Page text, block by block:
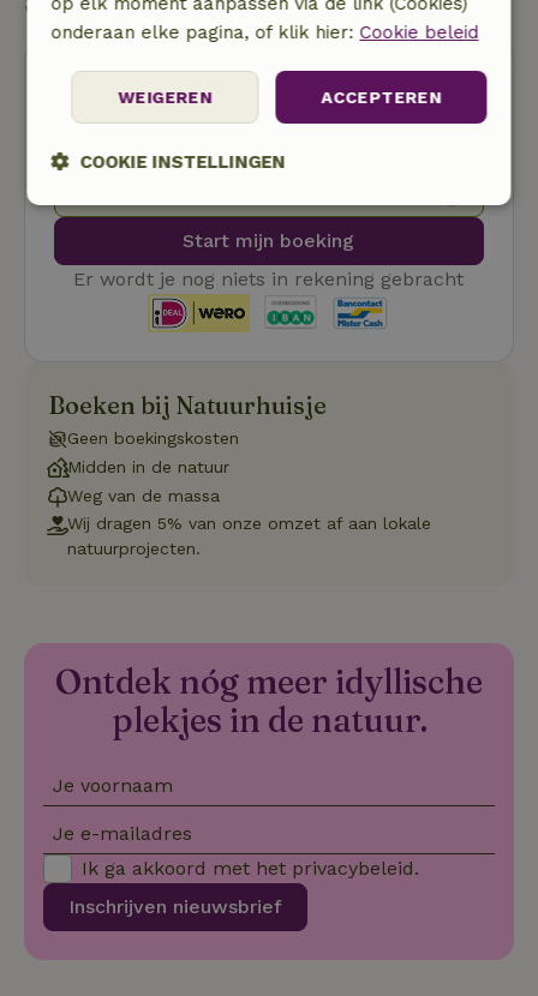
Start mijn boeking
Er wordt je nog niets in rekening gebracht
Boeken bij Natuurhuisje
Geen boekingskosten
Midden in de natuur
Weg van de massa
Wij dragen 5% van onze omzet af aan lokale
natuurprojecten.
Ontdek nóg meer idyllische
plekjes in de natuur.
Je voornaam
Je e-mailadres
Inschrijven nieuwsbrief
Ik ga akkoord met het privacybeleid.
onderaan elke pagina, of klik hier: Cookie beleid
ACCEPTEREN
WEIGEREN
COOKIE INSTELLINGEN
Strikt
Prestatie Targeting
Functioneel Niet-geclassificeerd
Strikt noodzakelijk
Functioneel Niet-geclassificeerd
Naam
Domein
Vervaldatum
_tt_enable_cookie .natuurhuisje.nl
2 maanden
4 weken
gebruik
CookieScriptConsent
CookieScript
.natuurhuisje.nl
4 weken 2
van